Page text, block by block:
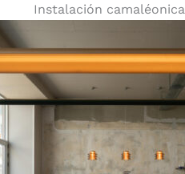
Instalación camaléonica